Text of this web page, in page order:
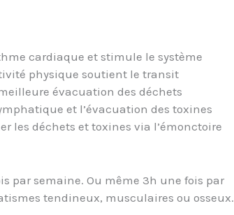
cardiaque et stimule le système
physique soutient le transit
évacuation des déchets
et l’évacuation des toxines
les déchets et toxines via l’émonctoire
par semaine. Ou même 3h une fois par
tendineux, musculaires ou osseux.